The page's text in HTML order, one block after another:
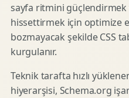
sayfa ritmini güçlendirmek
hissettirmek için optimize
bozmayacak şekilde CSS
kurgulanır.
Teknik tarafta hızlı
hiyerarşisi, Schema.org